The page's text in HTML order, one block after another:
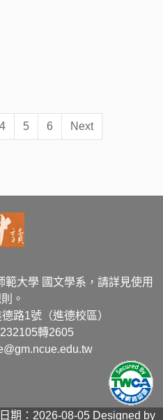
4 5 6 Next
大學 國文學系，請詳見使用
。
路1號（進德校區）
轉2605
期：2026-08-05 Designed by